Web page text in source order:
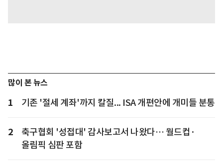
많이 본 뉴스
1 기존 '절세 계좌'까지 칼질... ISA 개편안에 개미들 분통
2
축구협회 '성접대' 감사보고서 나왔다… 월드컵·
올림픽 심판 포함